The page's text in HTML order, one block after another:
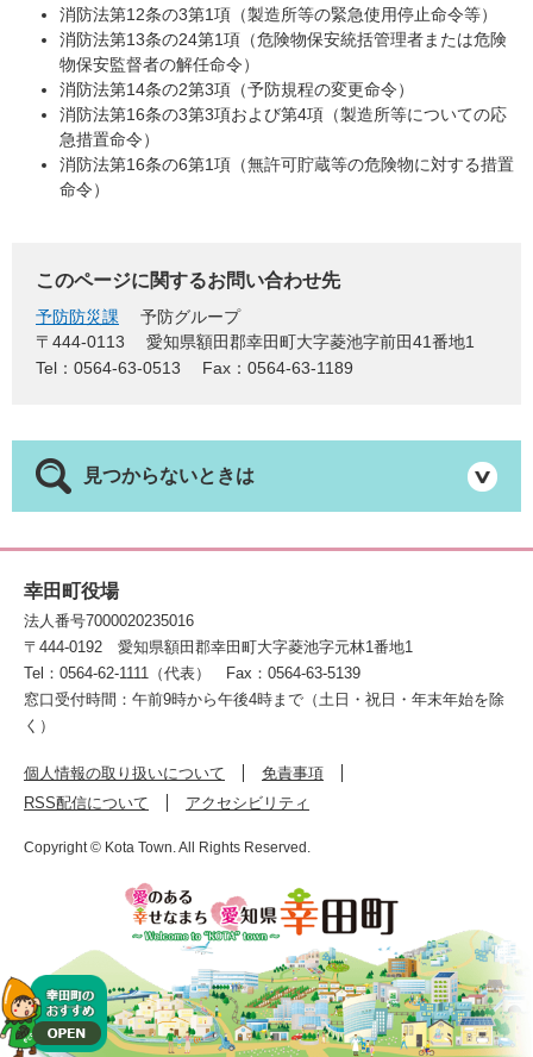
消防法第12条の3第1項（製造所等の緊急使用停止命令等）
消防法第13条の24第1項（危険物保安統括管理者または危険
物保安監督者の解任命令）
消防法第14条の2第3項（予防規程の変更命令）
消防法第16条の3第3項および第4項（製造所等についての応
急措置命令）
消防法第16条の6第1項（無許可貯蔵等の危険物に対する措置
命令）
このページに関するお問い合わせ先
予防防災課
予防グループ
〒444-0113
愛知県額田郡幸田町大字菱池字前田41番地1
Tel：0564-63-0513
Fax：0564-63-1189
見つからないときは
幸田町役場
法人番号7000020235016
〒444-0192
愛知県額田郡幸田町大字菱池字元林1番地1
Tel：0564-62-1111（代表）
Fax：0564-63-5139
窓口受付時間：午前9時から午後4時まで（土日・祝日・年末年始を除
く）
個人情報の取り扱いについて
免責事項
RSS配信について
アクセシビリティ
Copyright © Kota Town. All Rights Reserved.